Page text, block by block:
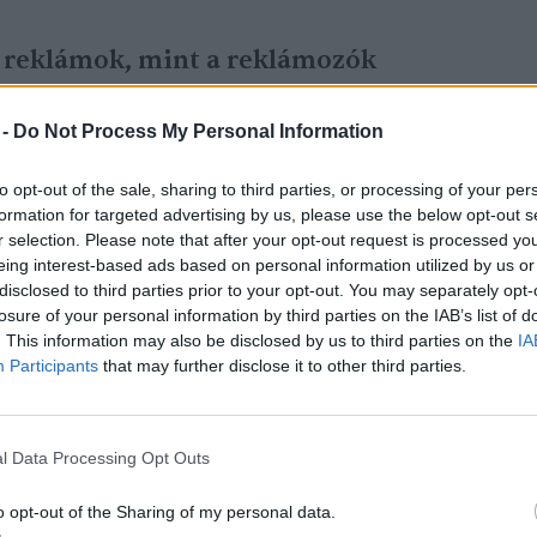
Do Not Process My Personal Information
opt-out of the sale, sharing to third parties, or processing of your
for targeted advertising by us, please use the below opt-out
selection. Please note that after your opt-out request is processed
interest-based ads based on personal information utilized by us
to third parties prior to your opt-out. You may separately
of your personal information by third parties on the IAB’s list of
This information may also be disclosed by us to third parties on the
Participants that may further disclose it to other third parties.
Data Processing Opt Outs
opt-out of the Sharing of my personal data.
reklámok, mint a reklámozók
a vállalat vagy a szolgáltatás
– egyértelmű stratégiának kell
kibocsátásának elkerülésére, illetve
vagy kompenzálására. A
kezdték ki egyes civil szervezetek, mert
a kérdésben a kormánytól – írja a